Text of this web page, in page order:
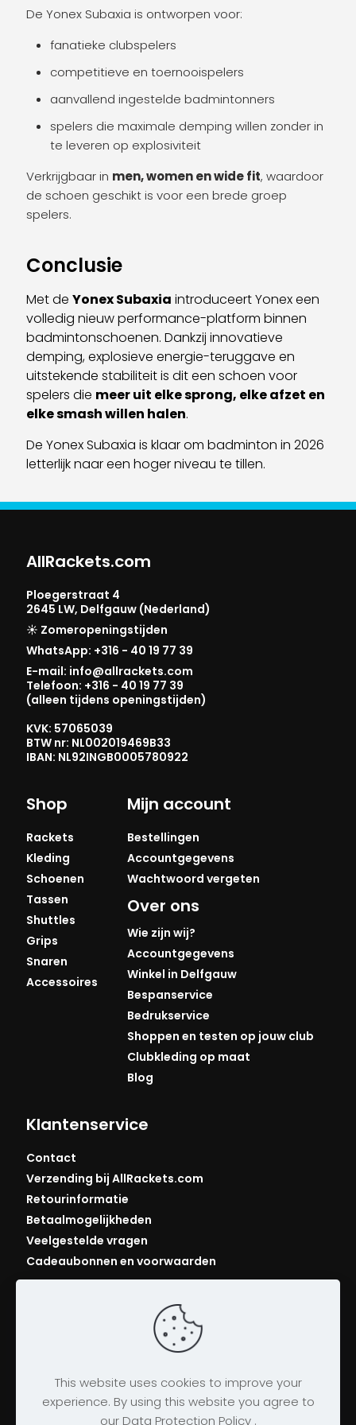
De Yonex Subaxia is ontworpen voor:
fanatieke clubspelers
competitieve en toernooispelers
aanvallend ingestelde badmintonners
spelers die maximale demping willen zonder in
te leveren op explosiviteit
Verkrijgbaar in men, women en wide fit, waardoor
de schoen geschikt is voor een brede groep
spelers.
Conclusie
Met de Yonex Subaxia introduceert Yonex een
volledig nieuw performance-platform binnen
badmintonschoenen. Dankzij innovatieve
demping, explosieve energie-teruggave en
uitstekende stabiliteit is dit een schoen voor
spelers die meer uit elke sprong, elke afzet en
elke smash willen halen.
De Yonex Subaxia is klaar om badminton in 2026
letterlijk naar een hoger niveau te tillen.
AllRackets.com
Ploegerstraat 4
2645 LW, Delfgauw (Nederland)
☀️ Zomeropeningstijden
WhatsApp: +316 - 40 19 77 39
E-mail: info@allrackets.com
Telefoon: +316 - 40 19 77 39
(alleen tijdens openingstijden)
KVK: 57065039
BTW nr: NL002019469B33
IBAN: NL92INGB0005780922
Shop
Rackets
Kleding
Schoenen
Tassen
Shuttles
Grips
Snaren
Accessoires
Mijn account
Bestellingen
Accountgegevens
Wachtwoord vergeten
Over ons
Wie zijn wij?
Accountgegevens
Winkel in Delfgauw
Bespanservice
Bedrukservice
Shoppen en testen op jouw club
Clubkleding op maat
Blog
Klantenservice
Contact
Verzending bij AllRackets.com
Retourinformatie
Betaalmogelijkheden
Veelgestelde vragen
Cadeaubonnen en voorwaarden
This website uses cookies to improve your
experience. By using this website you agree to
our Data Protection Policy .